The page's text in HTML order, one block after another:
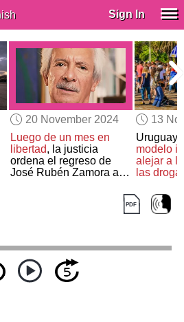
Sign In
20 November 2024
Luego de un mes en
libertad, la justicia
ordena el regreso de
José Rubén Zamora a
13
Uruguay
modelo
alejar a
las